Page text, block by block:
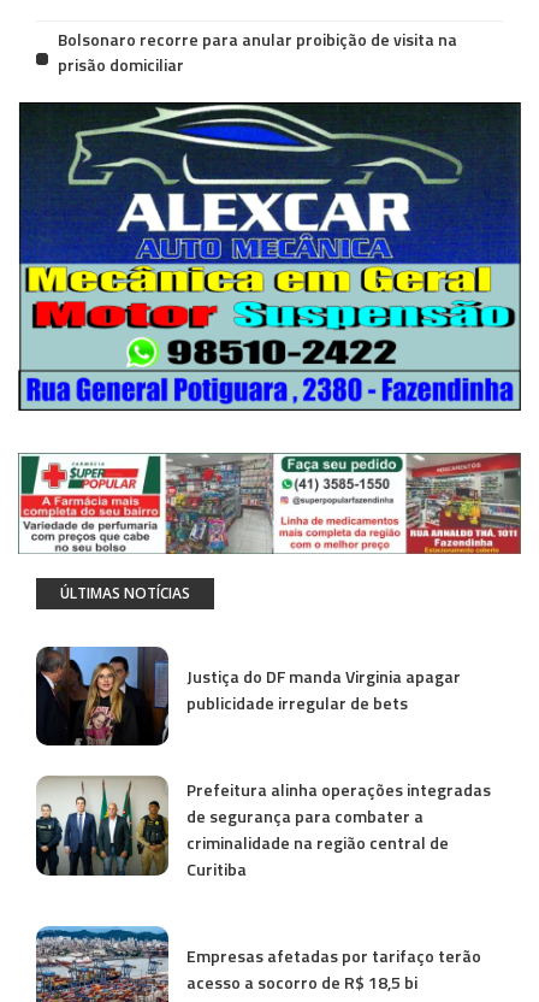
Bolsonaro recorre para anular proibição de visita na
prisão domiciliar
ÚLTIMAS NOTÍCIAS
Justiça do DF manda Virginia apagar
publicidade irregular de bets
Prefeitura alinha operações integradas
de segurança para combater a
criminalidade na região central de
Curitiba
Empresas afetadas por tarifaço terão
acesso a socorro de R$ 18,5 bi